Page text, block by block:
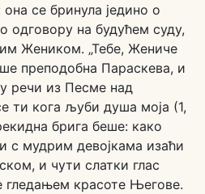
се бринула једино о
одговору на будућем суду,
Жеником. „Тебе, Жениче
преподобна Параскева, и
речи из Песме над
ти кога љуби душа моја (1,
брига беше: како
с мудрим девојкама изаћи
и чути слатки глас
гледањем красоте Његове.